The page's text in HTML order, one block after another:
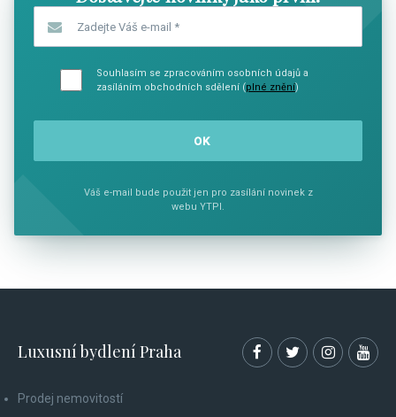
Souhlasím se zpracováním osobních údajů a
zasíláním obchodních sdělení (plné znění)
Váš e-mail bude použit jen pro zasílání novinek z
webu YTPI.
Luxusní bydlení Praha
Prodej nemovitostí